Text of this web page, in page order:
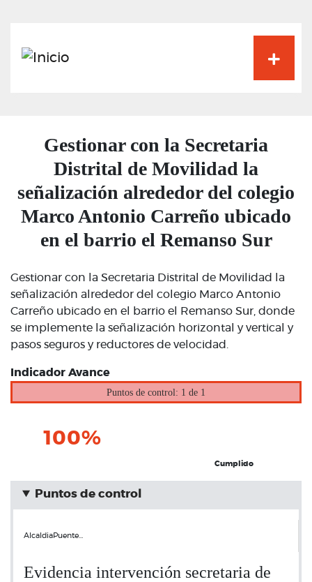
Gestionar con la Secretaria
Distrital de Movilidad la
señalización alrededor del colegio
Marco Antonio Carreño ubicado
en el barrio el Remanso Sur
Gestionar con la Secretaria Distrital de Movilidad la
señalización alrededor del colegio Marco Antonio
Carreño ubicado en el barrio el Remanso Sur, donde
se implemente la señalización horizontal y vertical y
pasos seguros y reductores de velocidad.
Indicador Avance
Puntos de control: 1 de 1
100%
Cumplido
Puntos de control
AlcaldiaPuente…
Evidencia intervención secretaria de